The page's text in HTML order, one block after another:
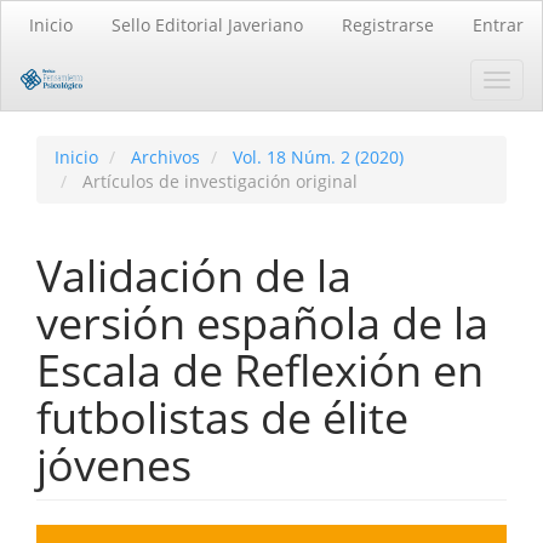
principal
principal
Barra
Inicio Sello Editorial Javeriano Registrarse Entrar
Inicio Archivos
Vol. 18 Núm. 2 (2020)
Artículos de investigación original
Validación de la
versión española de la
Escala de Reflexión en
futbolistas de élite
jóvenes